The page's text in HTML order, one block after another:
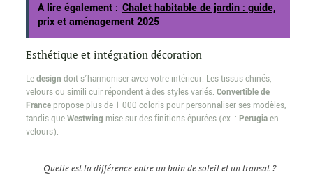
A lire également : Chalet habitable de jardin : guide,
prix et aménagement 2025
Esthétique et intégration décoration
Ledesign doit s’harmoniser avec votre intérieur. Les tissus chinés,
velours ou simili cuir répondent à des styles variés. Convertible de
Francepropose plus de 1 000 coloris pour personnaliser ses modèles,
tandis queWestwing mise sur des finitions épurées (ex. : Perugiaen
velours).
Quelle est la différence entre un bain de soleil et un transat ?